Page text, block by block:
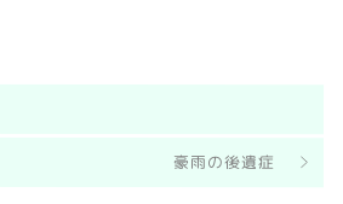
豪雨の後遺症